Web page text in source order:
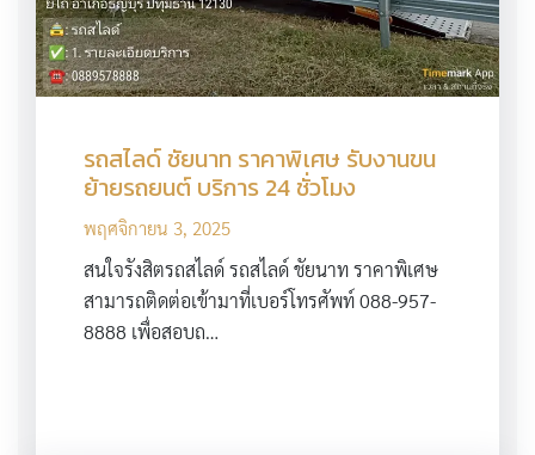
รถสไลด์ ชัยนาท ราคาพิเศษ รับงานขน
ย้ายรถยนต์ บริการ 24 ชั่วโมง
พฤศจิกายน 3, 2025
สนใจรังสิตรถสไลด์ รถสไลด์ ชัยนาท ราคาพิเศษ
สามารถติดต่อเข้ามาที่เบอร์โทรศัพท์ 088-957-
8888 เพื่อสอบถ…